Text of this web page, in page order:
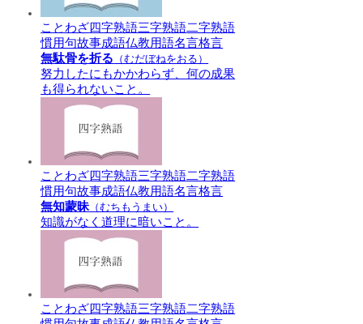
ことわざ四字熟語三字熟語二字熟語
慣用句故事成語仏教用語名言格言
無駄骨を折る （むだぼねをおる）
努力したにもかかわらず、何の成果
も得られないこと。
ことわざ四字熟語三字熟語二字熟語
慣用句故事成語仏教用語名言格言
無知蒙昧 （むちもうまい）
知識がなく道理に暗いこと。
ことわざ四字熟語三字熟語二字熟語